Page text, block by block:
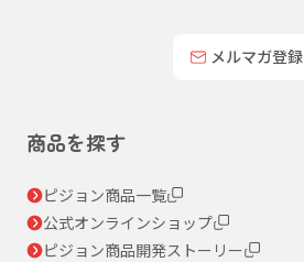
メルマガ登録
商品を探す
ピジョン商品一覧
公式オンラインショップ
ピジョン商品開発ストーリー